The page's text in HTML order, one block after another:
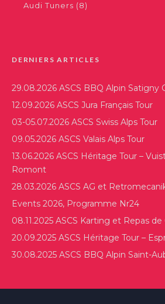
Audi Tuners (8)
DERNIERS ARTICLES
29.08.2026 ASCS BBQ Alpin Satigny
12.09.2026 ASCS Jura Français Tour
03-05.07.2026 ASCS Swiss Alps Tour
09.05.2026 ASCS Valais Alps Tour
13.06.2026 ASCS Héritage Tour –
Romont
28.03.2026 ASCS AG et
Events 2026, Programme Nr24
08.11.2025 ASCS Karting et Repas
20.09.2025 ASCS Héritage Tour –
30.08.2025 ASCS BBQ Alpin Saint-